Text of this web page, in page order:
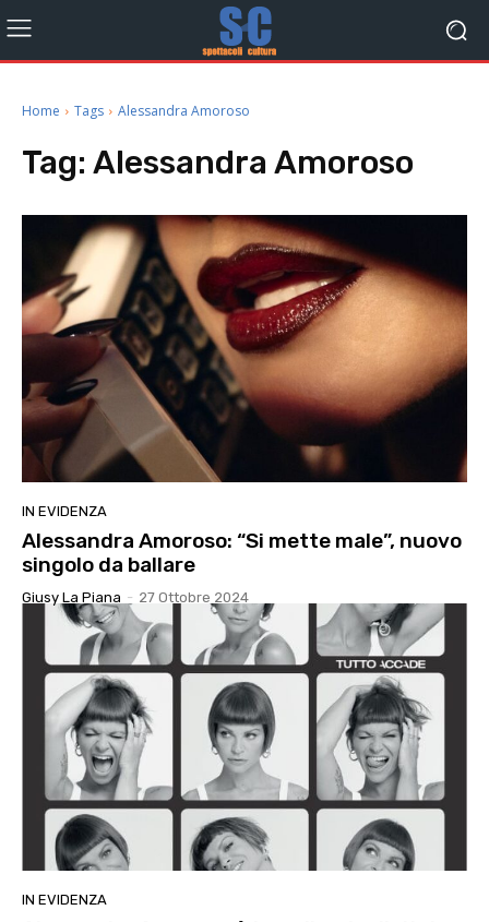
Home Tags Alessandra Amoroso
Tag: Alessandra Amoroso
IN EVIDENZA
Alessandra Amoroso: “Si mette male”, nuovo
singolo da ballare
Giusy La Piana - 27 Ottobre 2024
IN EVIDENZA